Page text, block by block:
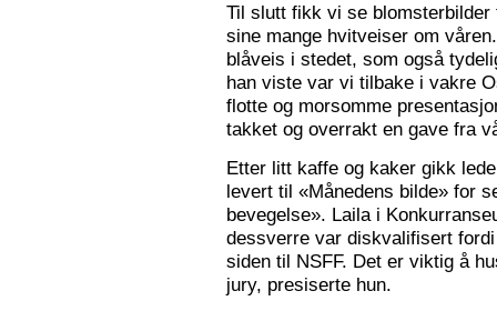
Til slutt fikk vi se
sine mange hvitveiser om
blåveis i stedet, som også
han viste var vi tilbake i vakre
flotte og morsomme
takket og overrakt en gave fra
Etter litt kaffe og kaker gikk
levert til «Månedens bilde» for
bevegelse». Laila i
dessverre var diskvalifisert
siden til NSFF. Det er viktig å
jury, presiserte hun.